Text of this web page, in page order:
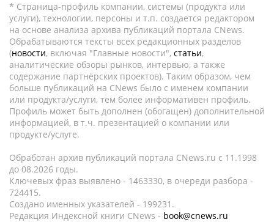
* Страница-профиль компании, системы (продукта или
услуги), технологии, персоны и т.п. создается редактором
на основе анализа архива публикаций портала CNews.
Обрабатываются тексты всех редакционных разделов
(новости, включая "Главные новости", статьи,
аналитические обзоры рынков, интервью, а также
содержание партнёрских проектов). Таким образом, чем
больше публикаций на CNews было с именем компании
или продукта/услуги, тем более информативен профиль.
Профиль может быть дополнен (обогащен) дополнительной
информацией, в т.ч. презентацией о компании или
продукте/услуге.
Обработан архив публикаций портала CNews.ru c 11.1998
до 08.2026 годы.
Ключевых фраз выявлено - 1463330, в очереди разбора -
724415.
Создано именных указателей - 199231.
Редакция Индексной книги CNews - book@cnews.ru